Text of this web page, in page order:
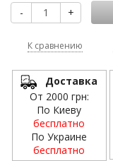
- +
К сравнению
Доставка
От 2000 грн:
По Киеву
бесплатно
По Украине
бесплатно